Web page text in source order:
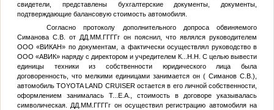
свидетели, представлены бухгалтерские документы, документы,
подтверждающие балансовую стоимость автомобиля.
Согласно протоколу дополнительного допроса обвиняемого
Симанова С.В. от ДД.ММ.ГГГГг он пояснил, что являлся руководителем
ООО «ВИКАН» по документам, а фактически осуществлял руководство в
ООО «АВИК» наряду с директором и учредителемК...Н.Н. С целью вывести
единицы техники из собственности юридического лица была
договоренность, что мелкими единицами занимается он ( Симанов С.В.),
автомобиль TOYOTA LAND CRUISER остается в его личной собственности,
оформлением занималась Т...Е.А.
, стоимость в договоре указывалась
символическая. ДД.ММ.ГГГГг он осуществил регистрацию автомобиля на